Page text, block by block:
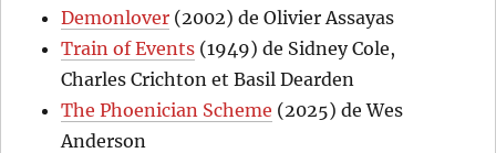
Demonlover (2002) de Olivier Assayas
Train of Events (1949) de Sidney Cole,
Charles Crichton et Basil Dearden
The Phoenician Scheme (2025) de Wes
Anderson